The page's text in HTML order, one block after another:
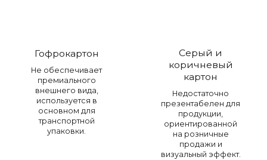
Гофрокартон
Не обеспечивает
премиального
внешнего вида,
используется в
основном для
транспортной
упаковки.
Серый и
коричневый
картон
Недостаточно
презентабелен для
продукции,
ориентированной
на розничные
продажи и
визуальный эффект.